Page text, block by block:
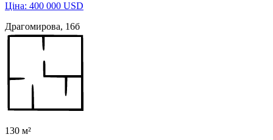
Ціна: 400 000 USD
Драгомирова, 16б
130 м²